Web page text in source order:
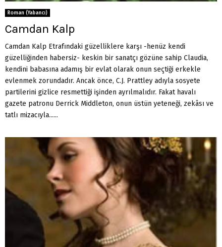
Roman (Yabancı)
Camdan Kalp
Camdan Kalp Etrafındaki güzelliklere karşı -henüz kendi
güzelliğinden habersiz- keskin bir sanatçı gözüne sahip Claudia,
kendini babasına adamış bir evlat olarak onun seçtiği erkekle
evlenmek zorundadır. Ancak önce, C.J. Prattley adıyla sosyete
partilerini gizlice resmettiği işinden ayrılmalıdır. Fakat havalı
gazete patronu Derrick Middleton, onun üstün yeteneği, zekâsı ve
tatlı mizacıyla......